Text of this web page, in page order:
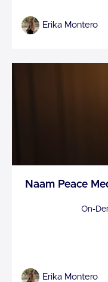
Erika Montero
Naam Peace
On-
Erika Montero